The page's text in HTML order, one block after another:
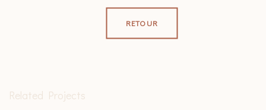
RETOUR
Related Projects